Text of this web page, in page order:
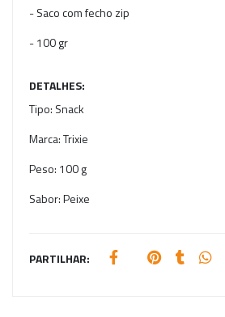
- Saco com fecho zip
- 100 gr
DETALHES:
Tipo: Snack
Marca:Trixie
Peso: 100 g
Sabor:Peixe
PARTILHAR: